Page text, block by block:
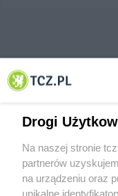
© 2001-2026 Tczew -
Drogi
Na naszej stronie
partnerów
na urządzeniu oraz
unikalne